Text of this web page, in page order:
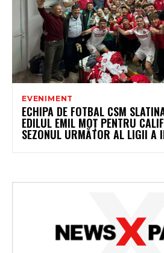
EVENIMENT
ECHIPA DE FOTBAL CSM
EDILUL EMIL MOȚ PENTRU
SEZONUL URMĂTOR AL LIGII A